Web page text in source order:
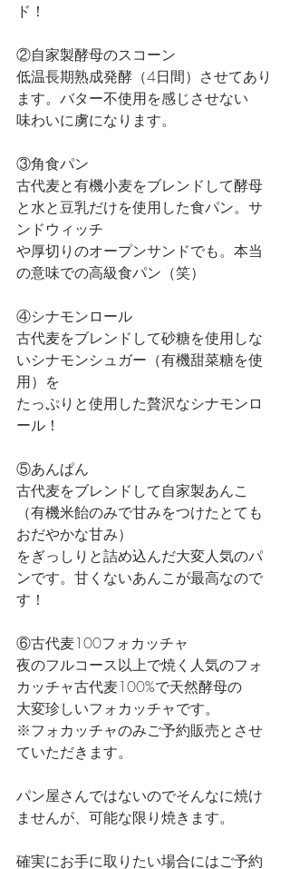
ド！
②自家製酵母のスコーン
低温長期熟成発酵（4日間）させてあり
ます。バター不使用を感じさせない
味わいに虜になります。
③角食パン
古代麦と有機小麦をブレンドして酵母
と水と豆乳だけを使用した食パン。サ
ンドウィッチ
や厚切りのオープンサンドでも。本当
の意味での高級食パン（笑）
④シナモンロール
古代麦をブレンドして砂糖を使用しな
いシナモンシュガー（有機甜菜糖を使
用）を
たっぷりと使用した贅沢なシナモンロ
ール！
⑤あんぱん
古代麦をブレンドして自家製あんこ
（有機米飴のみで甘みをつけたとても
おだやかな甘み）
をぎっしりと詰め込んだ大変人気のパ
ンです。甘くないあんこが最高なので
す！
⑥古代麦100フォカッチャ
夜のフルコース以上で焼く人気のフォ
カッチャ古代麦100%で天然酵母の
大変珍しいフォカッチャです。
※フォカッチャのみご予約販売とさせ
ていただきます。
パン屋さんではないのでそんなに焼け
ませんが、可能な限り焼きます。
確実にお手に取りたい場合にはご予約